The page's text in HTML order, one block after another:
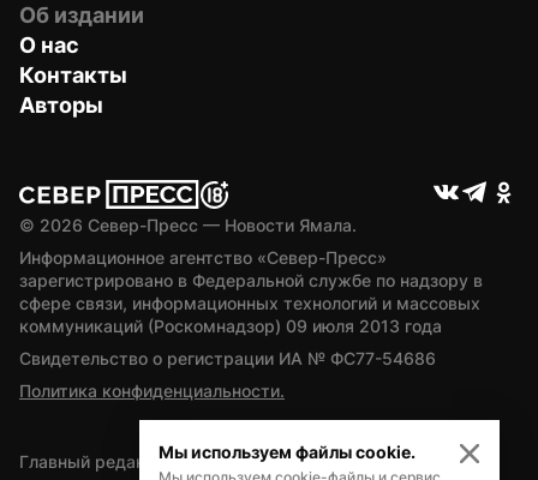
Об издании
О нас
Контакты
Авторы
© 2026 Север-Пресс — Новости Ямала.
Информационное агентство «Север-Пресс»
зарегистрировано в Федеральной службе по надзору в
сфере связи, информационных технологий и массовых
коммуникаций (Роскомнадзор) 09 июля 2013 года
Свидетельство о регистрации ИА № ФС77-54686
Политика конфиденциальности.
Главный редактор — А.Л. Поздеев
Мы используем файлы cookie.